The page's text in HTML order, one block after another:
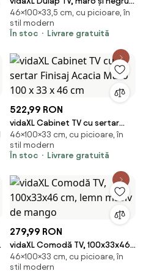
100x33,5x46 cm, lemn masiv de
mango
46×100×33,5 cm, cu picioare, în
stil modern
În stoc
Livrare gratuită
522,99 RON
vidaXL Cabinet TV cu sertar
Finisaj Acacia Maro 100 x 33 x 46
cm
46×100×33 cm, cu picioare, în
stil modern
În stoc
Livrare gratuită
279,99 RON
vidaXL Comodă TV, 100x33x46
cm, lemn masiv de mango
46×100×33 cm, cu picioare, în
stil modern